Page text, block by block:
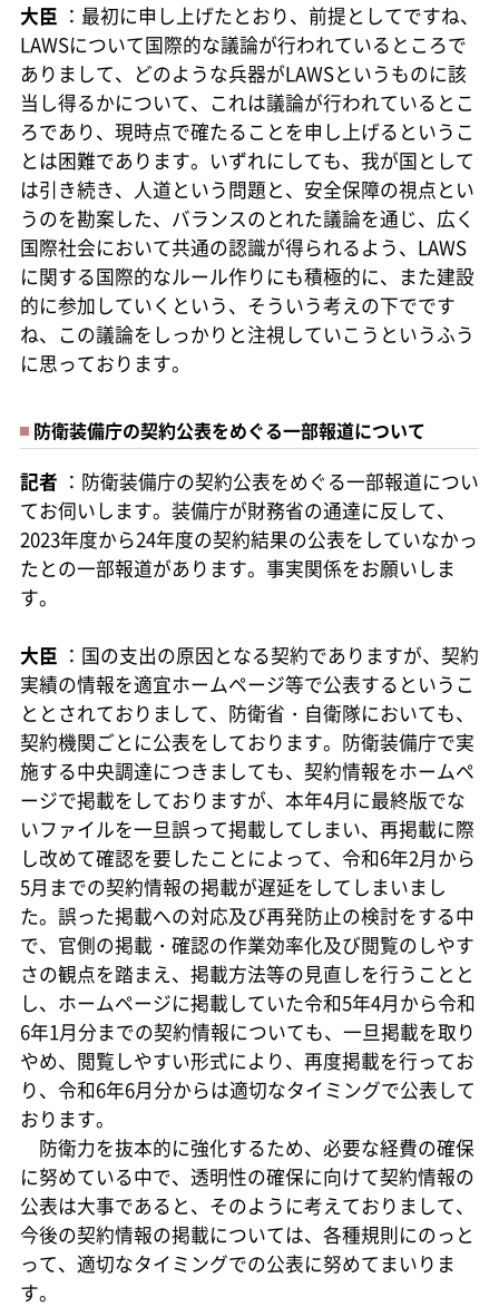
大臣 ：最初に申し上げたとおり、前提としてですね、
LAWSについて国際的な議論が行われているところで
ありまして、どのような兵器がLAWSというものに該
当し得るかについて、これは議論が行われているとこ
ろであり、現時点で確たることを申し上げるというこ
とは困難であります。いずれにしても、我が国として
は引き続き、人道という問題と、安全保障の視点とい
うのを勘案した、バランスのとれた議論を通じ、広く
国際社会において共通の認識が得られるよう、LAWS
に関する国際的なルール作りにも積極的に、また建設
的に参加していくという、そういう考えの下でです
ね、この議論をしっかりと注視していこうというふう
に思っております。
防衛装備庁の契約公表をめぐる一部報道について
記者 ：防衛装備庁の契約公表をめぐる一部報道につい
てお伺いします。装備庁が財務省の通達に反して、
2023年度から24年度の契約結果の公表をしていなかっ
たとの一部報道があります。事実関係をお願いしま
す。
大臣 ：国の支出の原因となる契約でありますが、契約
実績の情報を適宜ホームページ等で公表するというこ
ととされておりまして、防衛省・自衛隊においても、
契約機関ごとに公表をしております。防衛装備庁で実
施する中央調達につきましても、契約情報をホームペ
ージで掲載をしておりますが、本年4月に最終版でな
いファイルを一旦誤って掲載してしまい、再掲載に際
し改めて確認を要したことによって、令和6年2月から
5月までの契約情報の掲載が遅延をしてしまいまし
た。誤った掲載への対応及び再発防止の検討をする中
で、官側の掲載・確認の作業効率化及び閲覧のしやす
さの観点を踏まえ、掲載方法等の見直しを行うことと
し、ホームページに掲載していた令和5年4月から令和
6年1月分までの契約情報についても、一旦掲載を取り
やめ、閲覧しやすい形式により、再度掲載を行ってお
り、令和6年6月分からは適切なタイミングで公表して
おります。
防衛力を抜本的に強化するため、必要な経費の確保
に努めている中で、透明性の確保に向けて契約情報の
公表は大事であると、そのように考えておりまして、
今後の契約情報の掲載については、各種規則にのっと
って、適切なタイミングでの公表に努めてまいりま
す。